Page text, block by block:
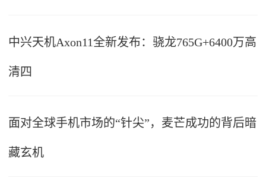
中兴天机Axon11全新发布：骁龙765G+6400万高
清四
面对全球手机市场的“针尖”，麦芒成功的背后暗
藏玄机